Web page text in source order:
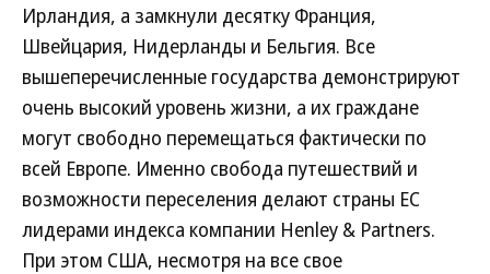
Ирландия, а замкнули десятку Франция,
Швейцария, Нидерланды и Бельгия. Все
вышеперечисленные государства демонстрируют
очень высокий уровень жизни, а их граждане
могут свободно перемещаться фактически по
всей Европе. Именно свобода путешествий и
возможности переселения делают страны ЕС
лидерами индекса компании Henley & Partners.
При этом США, несмотря на все свое